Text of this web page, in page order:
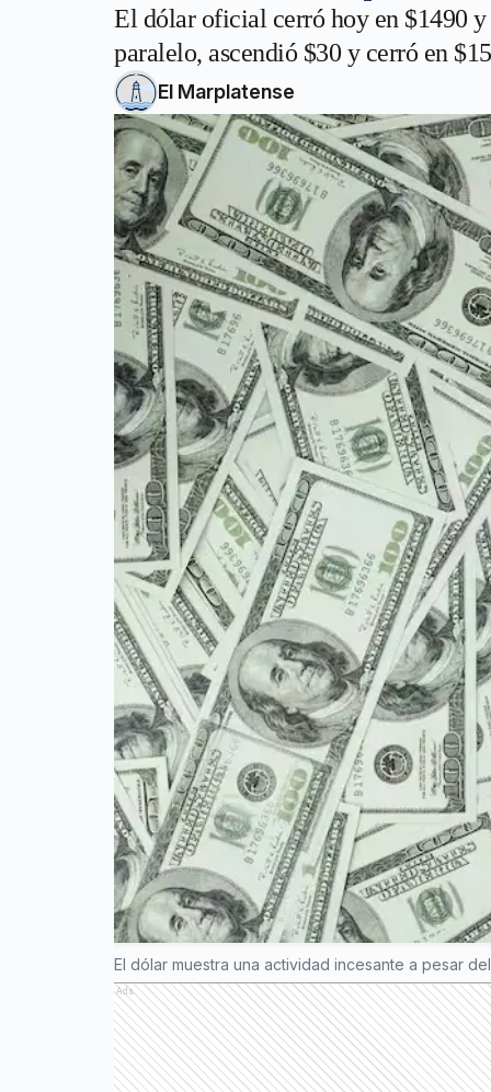
El dólar oficial cerró hoy en $1490 y
paralelo, ascendió $30 y cerró en
El Marplatense
El dólar muestra una actividad incesante a pesar
Ads